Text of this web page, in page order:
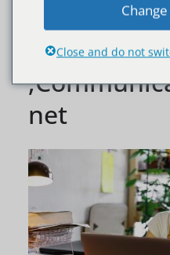
net
Close and do not